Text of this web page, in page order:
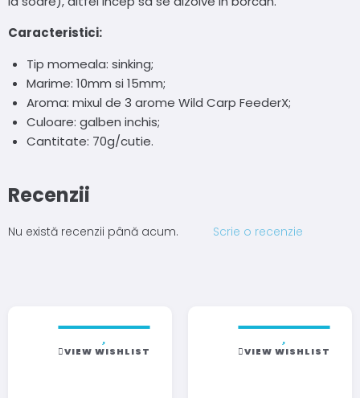
Caracteristici:
Tip momeala: sinking;
Marime: 10mm si 15mm;
Aroma: mixul de 3 arome Wild Carp FeederX;
Culoare: galben inchis;
Cantitate: 70g/cutie.
Recenzii
Nu există recenzii până acum. Scrie o recenzie
VIEW WISHLIST VIEW WISHLIST